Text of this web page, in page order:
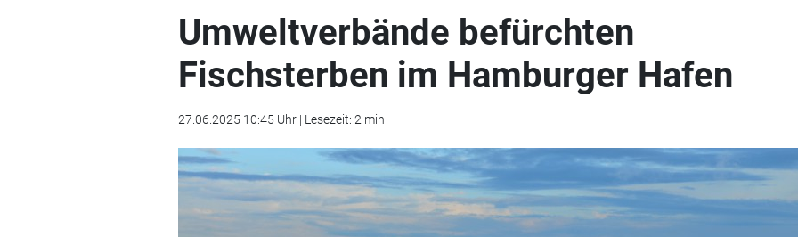
Umweltverbände befürchten
Fischsterben im Hamburger Hafen
27.06.2025 10:45 Uhr | Lesezeit: 2 min